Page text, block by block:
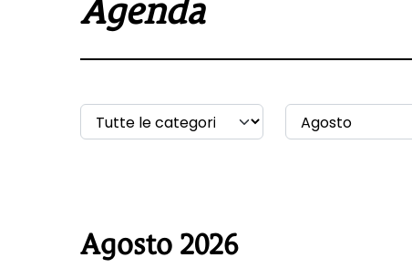
Agenda
Agosto 2026